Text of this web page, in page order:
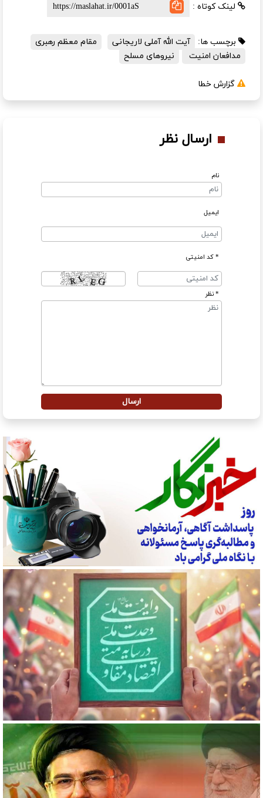
لینک کوتاه :
برچسب ها: آیت الله آملی لاریجانی
مقام معظم رهبری
مدافعان امنیت
نیروهای مسلح
گزارش خطا
ارسال نظر
نام
ایمیل
* کد امنیتی
* نظر